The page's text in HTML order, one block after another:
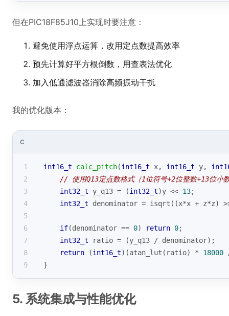
但在PIC18F85J10上实现时要注意：
避免使用浮点运算，改用定点数提高效率
预先计算好平方根倒数，用查表法优化
加入低通滤波器消除高频振动干扰
我的优化版本：
C
1 int16_t calc_pitch(int16_t x, int16_t y,
2
// 使用Q13定点数格式（1位符号+2位整数+13位小
3
int32_t y_q13 = (int32_t)y << 13;
4
int32_t denominator = isqrt((x*x + z*z)
5
6
if(denominator == 0) return 0;
7
int32_t ratio = (y_q13 / denominator);
8
return (int16_t)(atan_lut(ratio) * 18000
9
}
5. 系统集成与性能优化